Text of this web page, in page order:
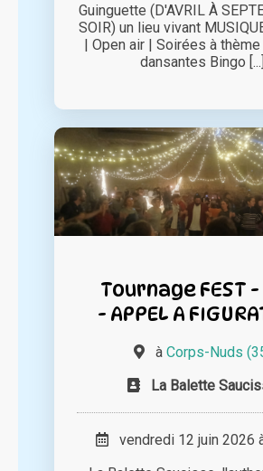
Guinguette (D'AVRIL À
SOIR) un lieu vivant
| Open air | Soirées à
dansantes Bingo [...]
Tournage FEST -
- APPEL A
à Corps-Nuds
La Balette
vendredi 12 juin 2026